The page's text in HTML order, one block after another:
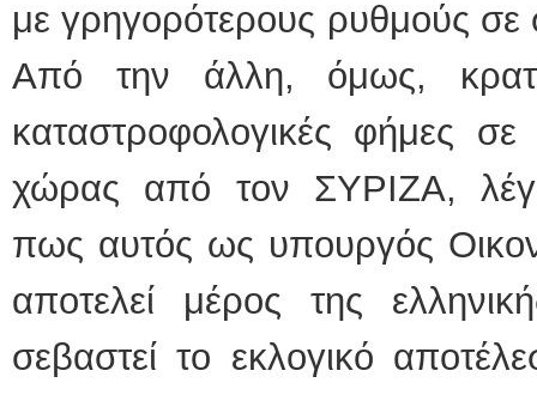
με γρηγορότερους ρυθμούς
Από την άλλη, όμως,
καταστροφολογικές φήμες
χώρας από τον ΣΥΡΙΖΑ,
πως αυτός ως υπουργός
αποτελεί μέρος της
σεβαστεί το εκλογικό